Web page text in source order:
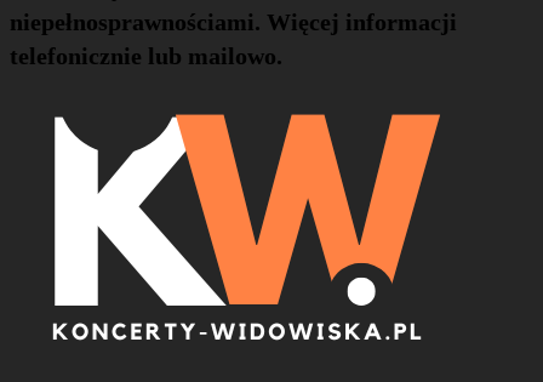
niepełnosprawnościami. Więcej informacji
telefonicznie lub mailowo.